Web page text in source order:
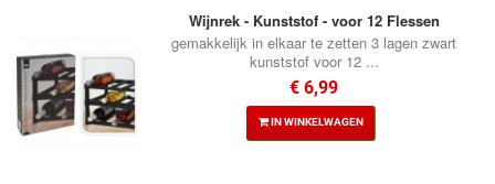
Wijnrek - Kunststof - voor 12 Flessen
gemakkelijk in elkaar te zetten 3 lagen zwart
kunststof voor 12 ...
€ 6,99
IN WINKELWAGEN